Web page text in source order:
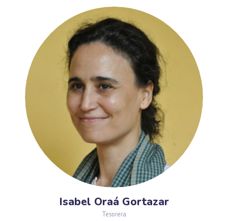
Isabel Oraá Gortazar
Tesorera